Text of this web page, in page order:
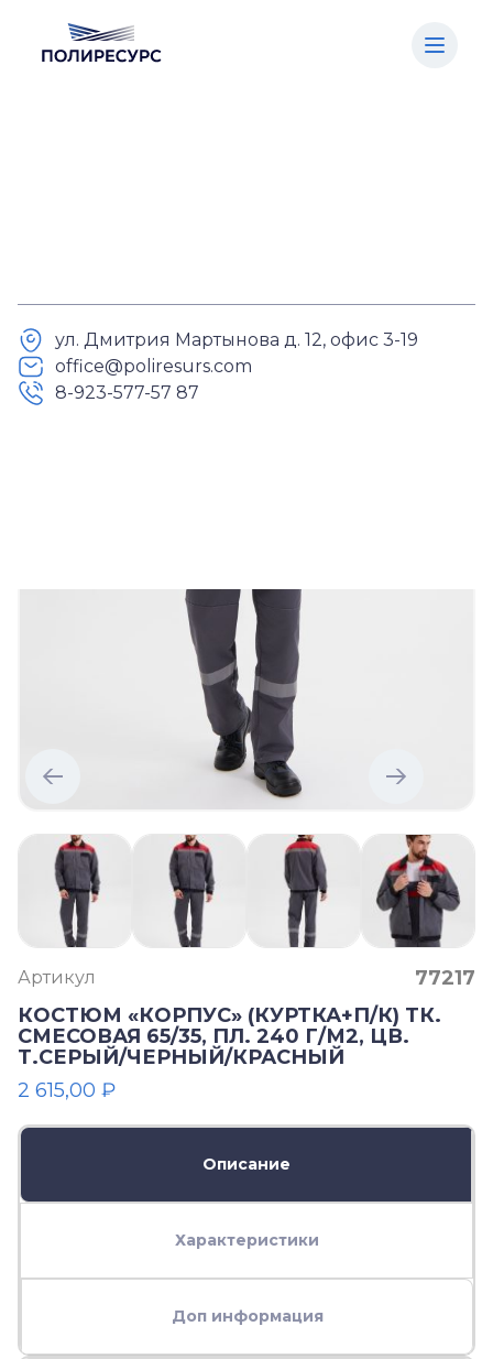
ул. Дмитрия Мартынова д. 12, офис 3-19
office@poliresurs.com
8-923-577-57 87
Артикул
77217
КОСТЮМ «КОРПУС» (КУРТКА+П/К) ТК.
СМЕСОВАЯ 65/35, ПЛ. 240 Г/М2, ЦВ.
Т.СЕРЫЙ/ЧЕРНЫЙ/КРАСНЫЙ
2 615,00 ₽
Описание
Характеристики
Доп информация